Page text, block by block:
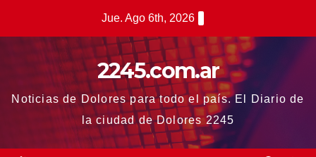
Jue. Ago 6th, 2026
2245.com.ar
Noticias de Dolores para todo el país. El Diario de
la ciudad de Dolores 2245